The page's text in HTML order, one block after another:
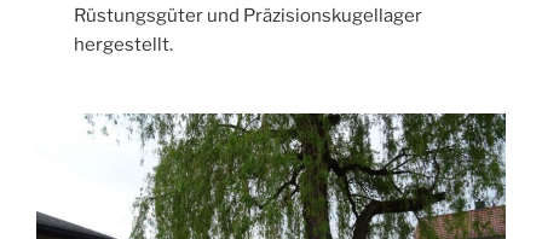
Rüstungsgüter und Präzisionskugellager
hergestellt.